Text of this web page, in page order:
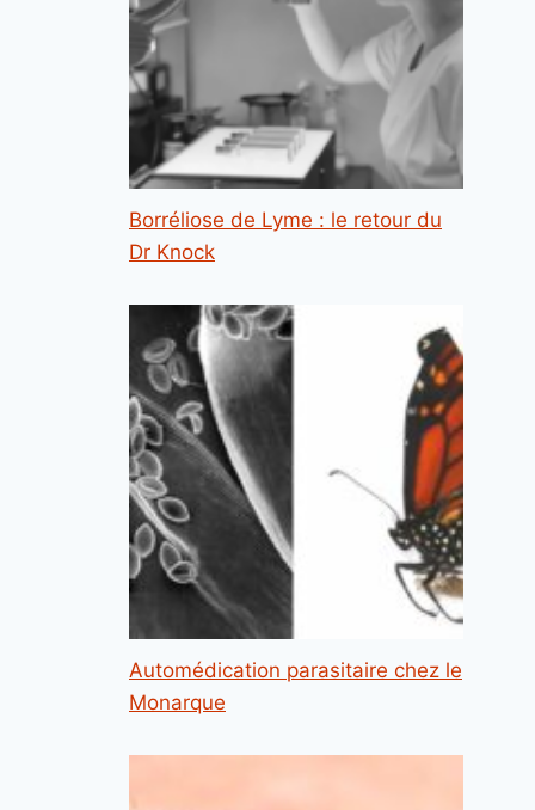
Borréliose de Lyme : le retour du
Dr Knock
Automédication parasitaire chez le
Monarque